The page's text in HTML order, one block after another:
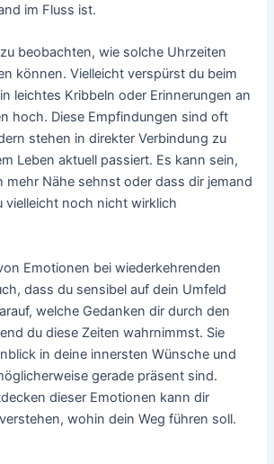
im Fluss ist.
beobachten, wie solche Uhrzeiten
können. Vielleicht verspürst du beim
leichtes Kribbeln oder Erinnerungen an
hoch. Diese Empfindungen sind oft
stehen in direkter Verbindung zu
Leben aktuell passiert. Es kann sein,
mehr Nähe sehnst oder dass dir jemand
vielleicht noch nicht wirklich
Emotionen bei wiederkehrenden
dass du sensibel auf dein Umfeld
welche Gedanken dir durch den
du diese Zeiten wahrnimmst. Sie
in deine innersten Wünsche und
gerade präsent sind.
dieser Emotionen kann dir
wohin dein Weg führen soll.